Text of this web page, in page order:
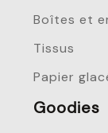
Boîtes et
Tissus
Papier
Goodies